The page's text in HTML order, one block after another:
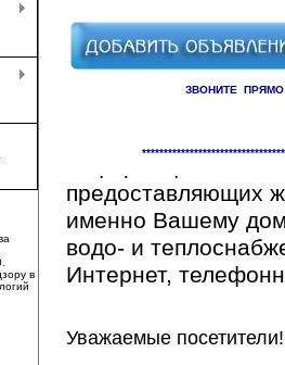
в
ЗВОНИТЕ
предоставляющих
именно Вашему
водо- и
Интернет,
Уважаемые посетители!